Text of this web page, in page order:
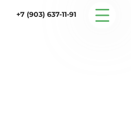
+7 (903) 637-11-91